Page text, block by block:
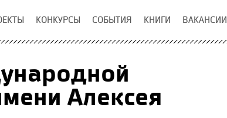
КОНКУРСЫ СОБЫТИЯ КНИГИ ВАКАНСИИ
Алексея